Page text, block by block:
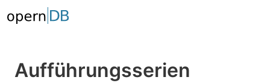
Aufführungsserien